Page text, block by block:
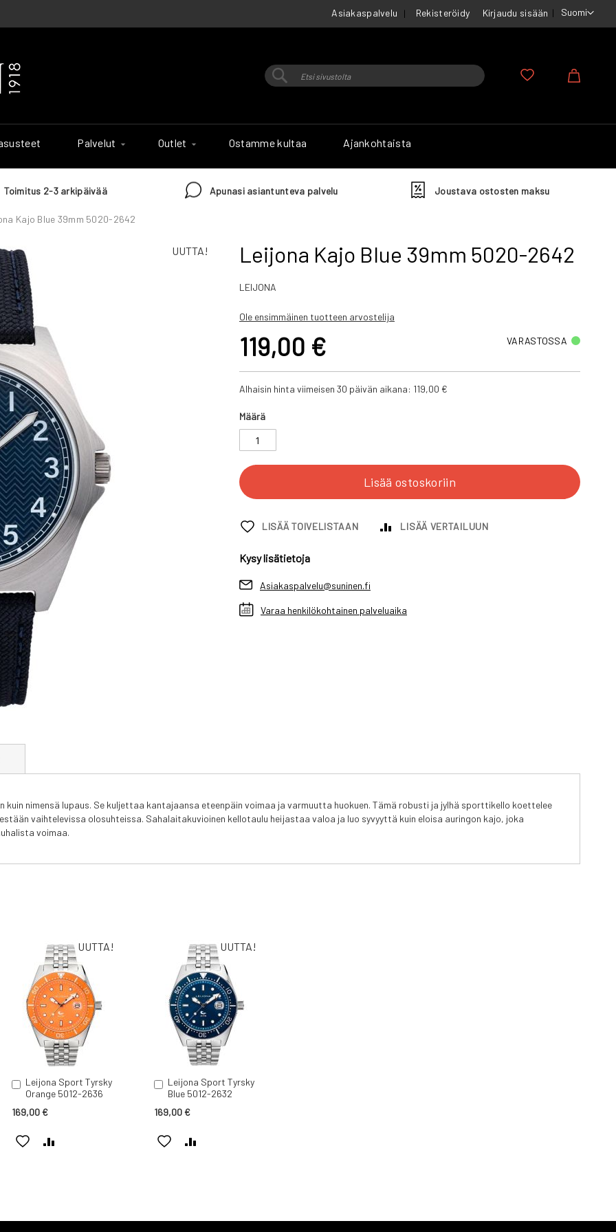
Asiakaspalvelu
Suomi
Rekisteröidy Kirjaudu sisään
Haku
Palvelut Outlet Ostamme kultaa Ajankohtaista
Toimitus 2-3 arkipäivää Apunasi asiantunteva palvelu Joustava ostosten maksu
Kajo Blue 39mm 5020-2642
UUTTA! Leijona Kajo Blue 39mm 5020-2642
LEIJONA
Ole ensimmäinen tuotteen arvostelija
119,00 € VARASTOSSA
Alhaisin hinta viimeisen 30 päivän aikana: 119,00 €
Määrä
Lisää ostoskoriin
LISÄÄ TOIVELISTAAN LISÄÄ VERTAILUUN
Kysy lisätietoja
Asiakaspalvelu@suninen.fi
Varaa henkilökohtainen palveluaika
nimensä lupaus. Se kuljettaa kantajaansa eteenpäin voimaa ja varmuutta huokuen. Tämä robusti ja jylhä sporttikello koettelee
vaihtelevissa olosuhteissa. Sahalaitakuvioinen kellotaulu heijastaa valoa ja luo syvyyttä kuin eloisa auringon kajo, joka
voimaa.
UUTTA!
Leijona Sport Tyrsky
Orange 5012-2636
169,00 €
Lisää
ostoskoriin
LISÄÄ
UUTTA!
Leijona Sport Tyrsky
Blue 5012-2632
169,00 €
Lisää
ostoskoriin
LISÄÄ